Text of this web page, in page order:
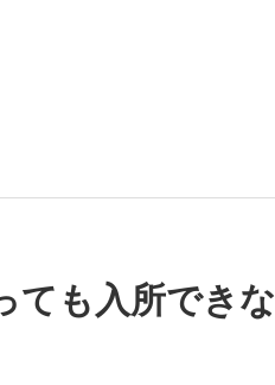
ても入所でき